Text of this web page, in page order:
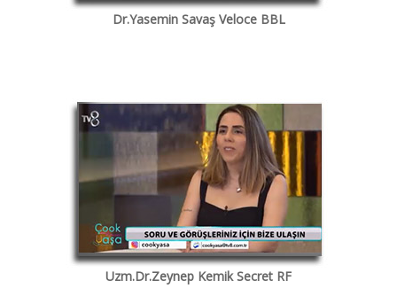
Dr.Yasemin Savaş Veloce BBL
Uzm.Dr.Zeynep Kemik Secret RF